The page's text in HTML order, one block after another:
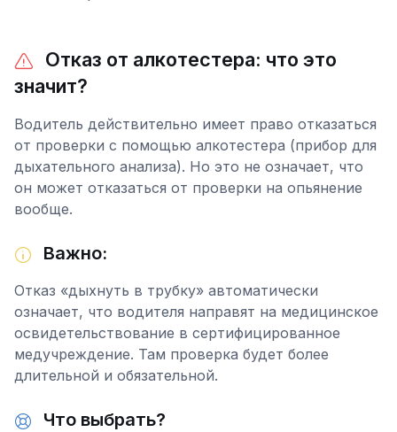
Отказ от алкотестера: что это
значит?
Водитель действительно имеет право отказаться
от проверки с помощью алкотестера (прибор для
дыхательного анализа). Но это не означает, что
он может отказаться от проверки на опьянение
вообще.
Важно:
Отказ «дыхнуть в трубку» автоматически
означает, что водителя направят на медицинское
освидетельствование в сертифицированное
медучреждение. Там проверка будет более
длительной и обязательной.
Что выбрать?